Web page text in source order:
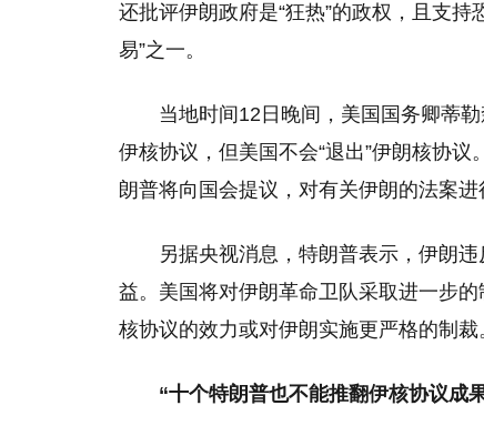
还批评伊朗政府是“狂热”的政权，且支
易”之一。
当地时间12日晚间，美国国务卿蒂
伊核协议，但美国不会“退出”伊朗核协
朗普将向国会提议，对有关伊朗的法案
另据央视消息，特朗普表示，伊朗
益。美国将对伊朗革命卫队采取进一步
核协议的效力或对伊朗实施更严格的制裁
“十个特朗普也不能推翻伊核协议成